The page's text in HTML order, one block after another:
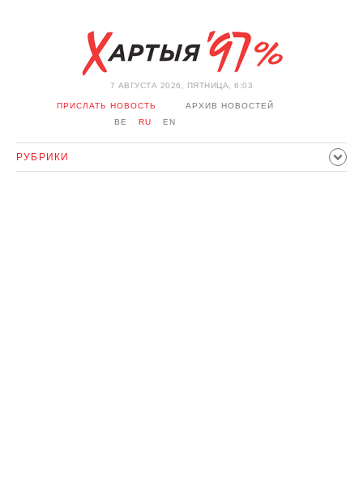
7 АВГУСТА 2026, ПЯТНИЦА, 6:03
ПРИСЛАТЬ НОВОСТЬ
АРХИВ НОВОСТЕЙ
BE
RU EN
РУБРИКИ